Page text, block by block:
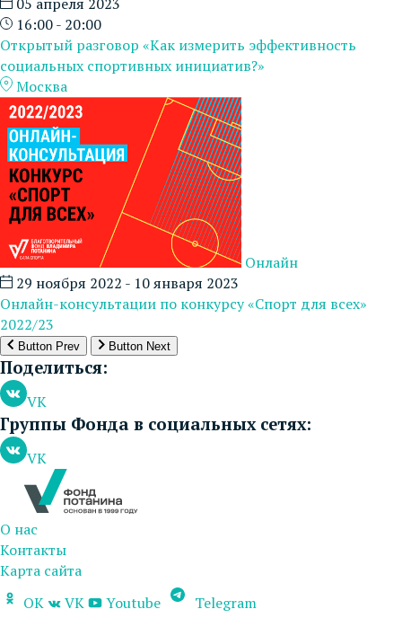
16:00 - 20:00
Открытый разговор «Как измерить эффективность
социальных спортивных инициатив?»
Москва
Онлайн
29 ноября 2022 - 10 января 2023
Онлайн-консультации по конкурсу «Спорт для всех»
2022/23
Button Prev Button Next
Поделиться:
VK
Группы Фонда в социальных сетях:
VK
О нас
Контакты
Карта сайта
OK
VK Youtube
Telegram